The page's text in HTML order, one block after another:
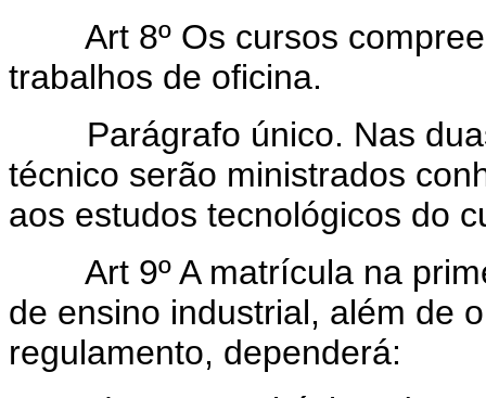
Art 8º Os cursos
trabalhos de oficina.
Parágrafo único. Nas
técnico serão ministrados
aos estudos tecnológicos do
Art 9º A matrícula na
de ensino industrial, além de
regulamento, dependerá: